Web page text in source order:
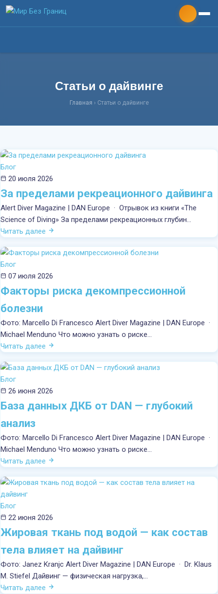
Главная
Дайвинг
Яхтинг
Поездки
Новости
Контакты
Статьи о дайвинге
Главная › Статьи о дайвинге
Блог
20 июля 2026
За пределами рекреационного дайвинга
Alert Diver Magazine | DAN Europe · Отрывок из книги «The
Science of Diving» За пределами рекреационных глубин…
Читать далее
Блог
07 июля 2026
Факторы риска декомпрессионной
болезни
Фото: Marcello Di Francesco Alert Diver Magazine | DAN Europe ·
Michael Menduno Что можно узнать о риске…
Читать далее
Блог
26 июня 2026
База данных ДКБ от DAN — глубокий
анализ
Фото: Marcello Di Francesco Alert Diver Magazine | DAN Europe ·
Michael Menduno Что можно узнать о риске…
Читать далее
Блог
22 июня 2026
Жировая ткань под водой — как состав
тела влияет на дайвинг
Фото: Janez Kranjc Alert Diver Magazine | DAN Europe · Dr. Klaus
M. Stiefel Дайвинг — физическая нагрузка,…
Читать далее